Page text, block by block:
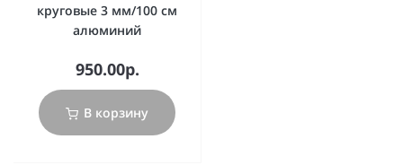
круговые 3 мм/100 см
алюминий
950.00р.
В корзину